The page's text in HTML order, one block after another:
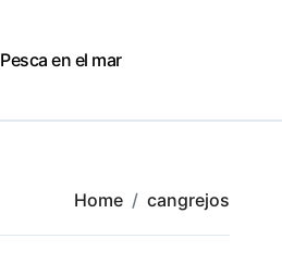
Pesca en el mar
Home cangrejos